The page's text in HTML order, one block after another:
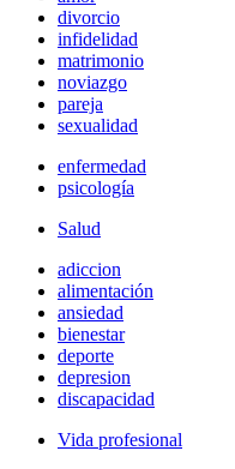
divorcio
infidelidad
matrimonio
noviazgo
pareja
sexualidad
enfermedad
psicología
Salud
adiccion
alimentación
ansiedad
bienestar
deporte
depresion
discapacidad
Vida profesional